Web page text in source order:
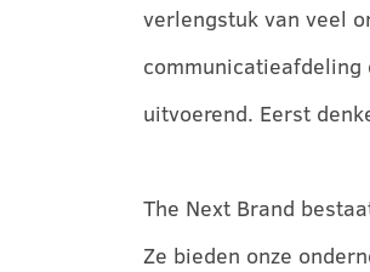
verlengstuk van veel
uitvoerend. Eerst
The Next Brand
Ze bieden onze